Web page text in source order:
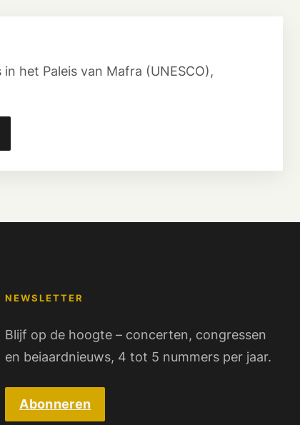
het Paleis van Mafra (UNESCO),
NEWSLETTER
Blijf op de hoogte – concerten, congressen
en beiaardnieuws, 4 tot 5 nummers per jaar.
Abonneren